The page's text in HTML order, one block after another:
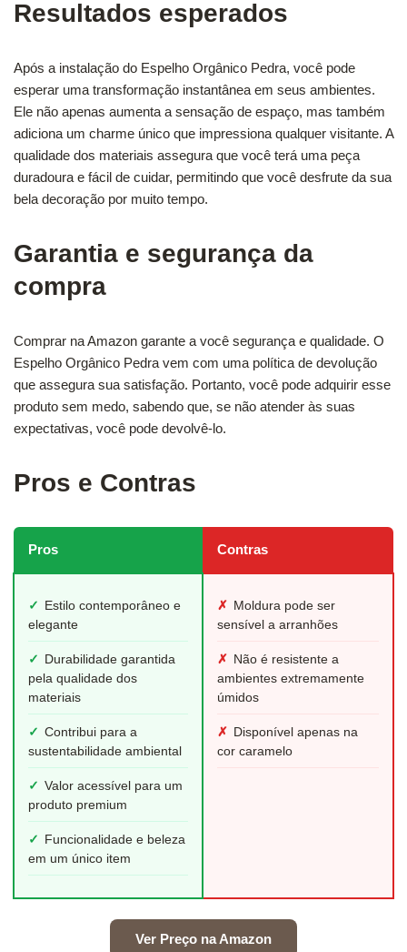
Resultados esperados
Após a instalação do Espelho Orgânico Pedra, você pode
esperar uma transformação instantânea em seus ambientes.
Ele não apenas aumenta a sensação de espaço, mas também
adiciona um charme único que impressiona qualquer visitante. A
qualidade dos materiais assegura que você terá uma peça
duradoura e fácil de cuidar, permitindo que você desfrute da sua
bela decoração por muito tempo.
Garantia e segurança da
compra
Comprar na Amazon garante a você segurança e qualidade. O
Espelho Orgânico Pedra vem com uma política de devolução
que assegura sua satisfação. Portanto, você pode adquirir esse
produto sem medo, sabendo que, se não atender às suas
expectativas, você pode devolvê-lo.
Pros e Contras
Pros Contras
✓
Estilo contemporâneo e
elegante
✓
Durabilidade garantida
pela qualidade dos
materiais
✓ Contribui para a
sustentabilidade ambiental
✓ Valor acessível para um
produto premium
✓
Funcionalidade e beleza
em um único item
✗ Moldura pode ser
sensível a arranhões
✗ Não é resistente a
ambientes extremamente
úmidos
✗ Disponível apenas na
cor caramelo
Ver Preço na Amazon